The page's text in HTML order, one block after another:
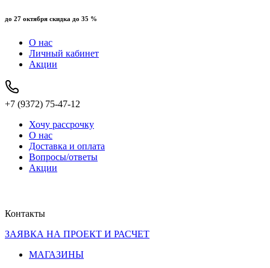
до 27 октября скидка до 35 %
О нас
Личный кабинет
Акции
+7 (9372) 75-47-12
Хочу рассрочку
О нас
Доставка и оплата
Вопросы/ответы
Акции
Контакты
ЗАЯВКА НА ПРОЕКТ И РАСЧЕТ
МАГАЗИНЫ